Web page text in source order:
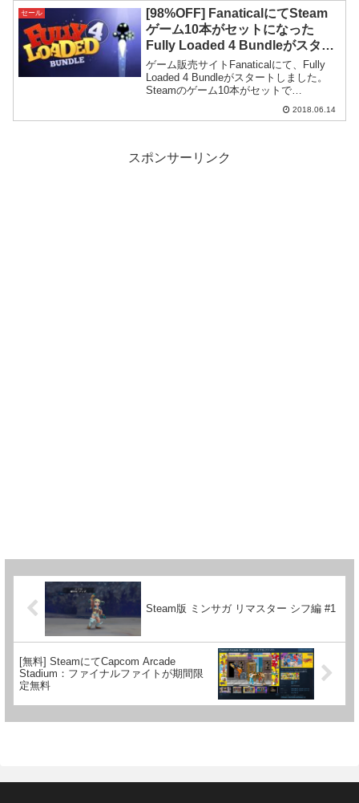
セール
[98%OFF] FanaticalにてSteam
ゲーム10本がセットになった
Fully Loaded 4 Bundleがスター
ト+その他セール情報
ゲーム販売サイトFanaticalにて、Fully
Loaded 4 Bundleがスタートしました。
Steamのゲーム10本がセットで
98%OFF、1.99$となっています。会場は
こちらとなります。Fully Loaded 4
2018.06.14
スポンサーリンク
Steam版 ミンサガ リマスター シフ編 #1
[無料] SteamにてCapcom Arcade
Stadium：ファイナルファイトが期間限
定無料